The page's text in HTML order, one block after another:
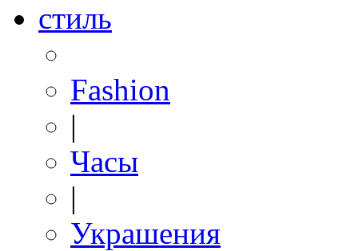
стиль
Fashion
|
Часы
|
Украшения